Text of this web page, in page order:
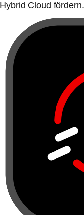
Hybrid Cloud fördern.